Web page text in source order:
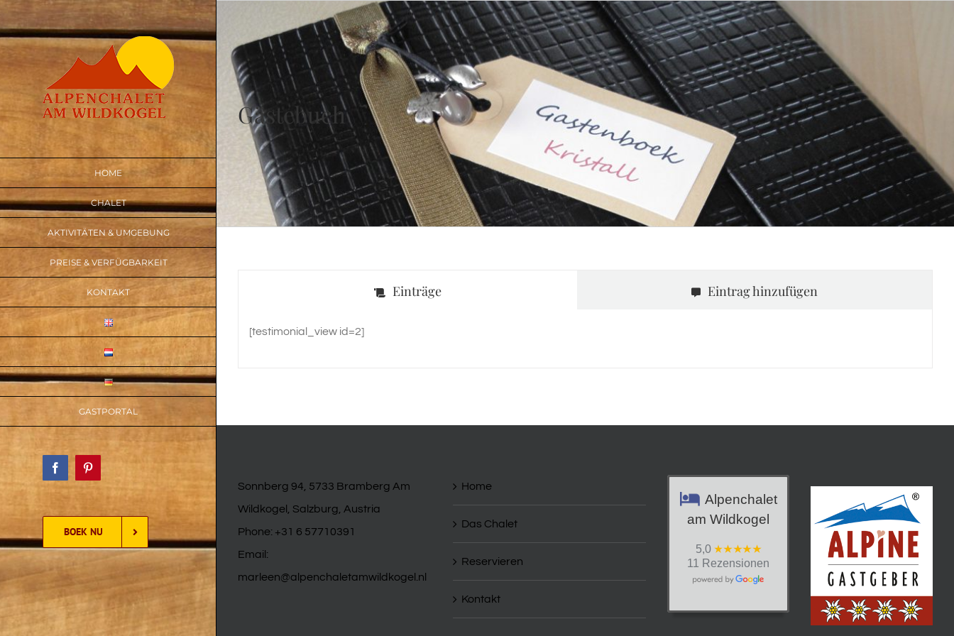
Skip
to
content
HOME
CHALET
AKTIVITÄTEN & UMGEBUNG
PREISE & VERFÜGBARKEIT
KONTAKT
GASTPORTAL
Facebook
BOEK NU
Gästebuch
Einträge Eintrag hinzufügen
[testimonial_view id=2]
Sonnberg 94, 5733 Bramberg Am
Wildkogel, Salzburg, Austria
Phone: +31 6 57710391
Email:
marleen@alpenchaletamwildkogel.nl
Home
Das Chalet
Reservieren
Kontakt
Alpenchalet
am Wildkogel
5,0
11 Rezensionen